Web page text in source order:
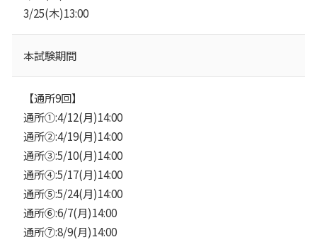
3/25(木)13:00
本試験期間
【通所9回】
通所①:4/12(月)14:00
通所②:4/19(月)14:00
通所③:5/10(月)14:00
通所④:5/17(月)14:00
通所⑤:5/24(月)14:00
通所⑥:6/7(月)14:00
通所⑦:8/9(月)14:00